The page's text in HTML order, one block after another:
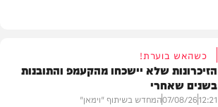
כשהאש בוערת!
הזיכרונות שלא יישכחו מהקעמפ והתובנות
בשנים שאחרי
12:21
07/08/26המחדש בשיתוף "וימאן"